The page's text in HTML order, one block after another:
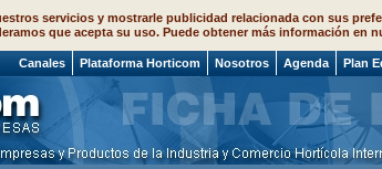
servicios y mostrarle publicidad relacionada con sus
que acepta su uso. Puede obtener más información en
Canales Plataforma Horticom Nosotros Agenda Plan